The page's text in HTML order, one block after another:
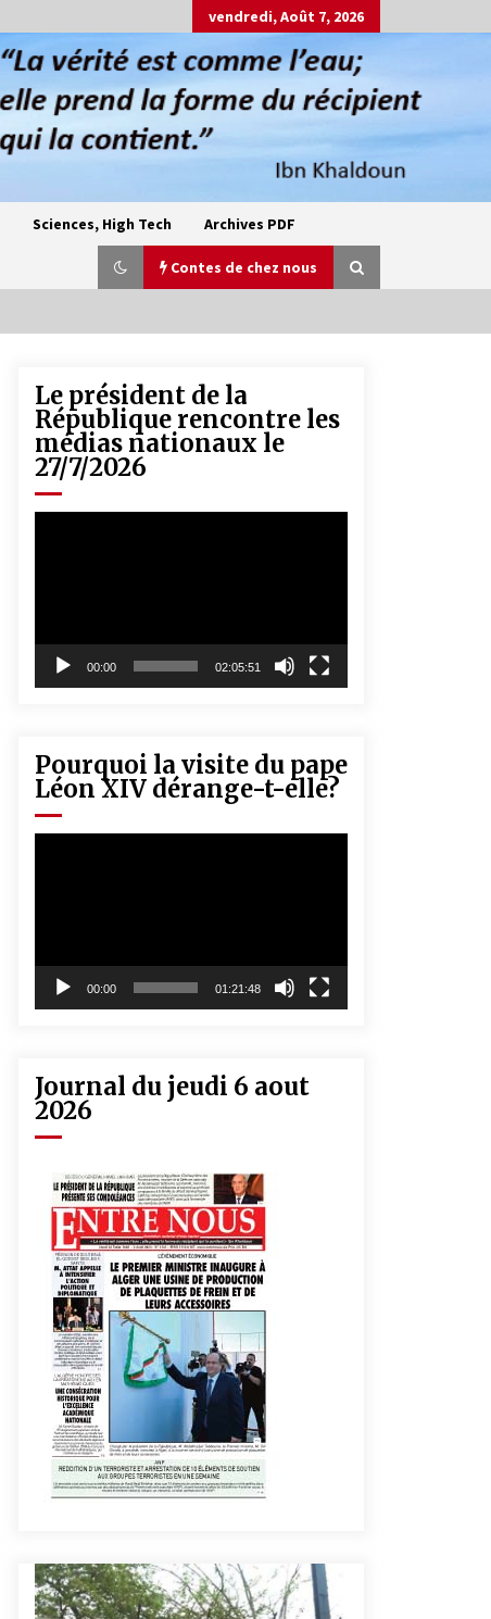
vendredi, Août 7, 2026
Sciences, High Tech Archives PDF
Contes de chez nous
Oum el Gaïla / L’ogresse du M’zab
4 ans ago
5 ans ago
Le président de la
République rencontre les
médias nationaux le
27/7/2026
00:00 02:05:51
Pourquoi la visite du pape
Léon XIV dérange-t-elle?
00:00 01:21:48
Journal du jeudi 6 aout
2026